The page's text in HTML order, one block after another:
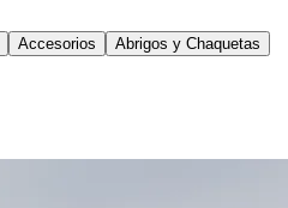
Accesorios
Abrigos y Chaquetas